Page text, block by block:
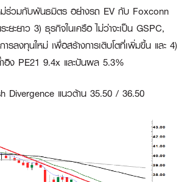
ร่วมกับพันธมิตร อย่างรถ EV กับ Foxconn
ยะยาว 3) ธุรกิจในเครือ ไม่ว่าจะเป็น GSPC,
รลงทุนใหม่ เพื่อสร้างการเติบโตที่เพิ่มขึ้น และ 4)
อิง PE21 9.4x และปันผล 5.3%
Divergence แนวต้าน 35.50 / 36.50